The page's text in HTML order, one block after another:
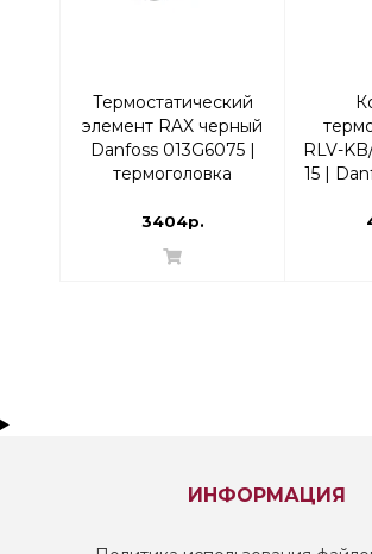
Термостатический
элемент RAX черный
Danfoss 013G6075 |
термоголовка
3404р.
RLV-
15 |
ИНФОРМАЦИЯ